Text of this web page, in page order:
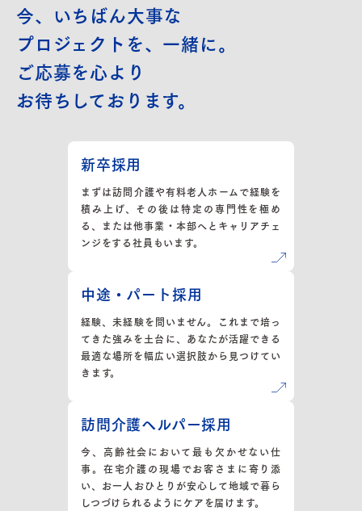
今、いちばん大事な
プロジェクトを、一緒に。
ご応募を心より
お待ちしております。
新卒採用
まずは訪問介護や有料老人ホームで経験を
積み上げ、その後は特定の専門性を極め
る、または他事業・本部へとキャリアチェ
ンジをする社員もいます。
中途・パート採用
経験、未経験を問いません。これまで培っ
てきた強みを土台に、あなたが活躍できる
最適な場所を幅広い選択肢から見つけてい
きます。
訪問介護ヘルパー採用
今、高齢社会において最も欠かせない仕
事。在宅介護の現場でお客さまに寄り添
い、お一人おひとりが安心して地域で暮ら
しつづけられるようにケアを届けます。